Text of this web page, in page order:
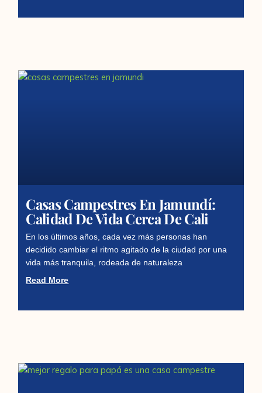
Casas Campestres En Jamundí:
Calidad De Vida Cerca De Cali
En los últimos años, cada vez más personas han
decidido cambiar el ritmo agitado de la ciudad por una
vida más tranquila, rodeada de naturaleza
Read More